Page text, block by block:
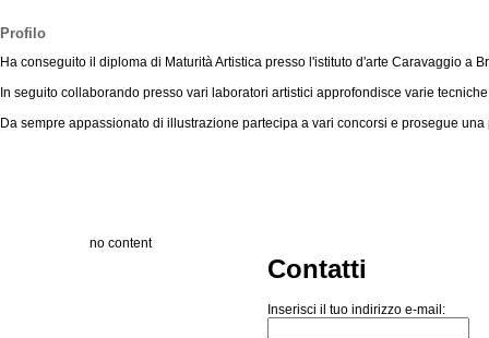
Profilo
Ha conseguito il diploma di Maturità Artistica presso l'istituto d'arte Caravaggio a
In seguito collaborando presso vari laboratori artistici approfondisce varie
Da sempre appassionato di illustrazione partecipa a vari concorsi e prosegue
no content
Contatti
Inserisci il tuo indirizzo e-mail: